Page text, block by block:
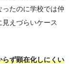
たのに学校では仲
えづらいケース
ず顕在化しにくい